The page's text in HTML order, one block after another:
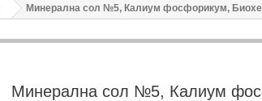
Минерална сол №5, Калиум фосфорикум,
Минерална сол №5, Калиум